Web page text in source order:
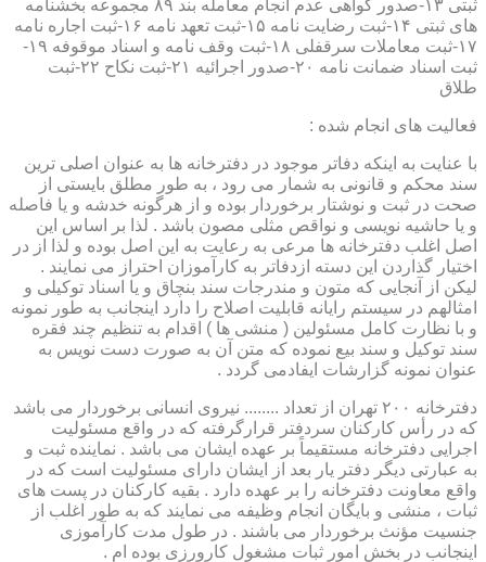
ثبتی ۱۳-صدور گواهی عدم انجام معامله بند ۸۹ مجموعه بخشنامه
های ثبتی ۱۴-ثبت رضایت نامه ۱۵-ثبت تعهد نامه ۱۶-ثبت اجاره نامه
۱۷-ثبت معاملات سرقفلی ۱۸-ثبت وقف نامه و اسناد موقوفه ۱۹-
ثبت اسناد ضمانت نامه ۲۰-صدور اجرائیه ۲۱-ثبت نکاح ۲۲-ثبت
طلاق
فعالیت های انجام شده :
با عنایت به اینکه دفاتر موجود در دفترخانه ها به عنوان اصلی ترین
سند محکم و قانونی به شمار می رود ، به طور مطلق بایستی از
صحت در ثبت و نوشتار برخوردار بوده و از هرگونه خدشه و یا فاصله
و یا حاشیه نویسی و نواقص مثلی مصون باشد . لذا بر اساس این
اصل اغلب دفترخانه ها مرعی به رعایت به این اصل بوده و لذا از در
اختیار گذاردن این دسته ازدفاتر به کارآموزان احتراز می نمایند .
لیکن از آنجایی که متون و مندرجات سند بنچاق و یا اسناد توکیلی و
امثالهم در سیستم رایانه قابلیت اصلاح را دارد اینجانب به طور نمونه
و با نظارت کامل مسئولین ( منشی ها ) اقدام به تنظیم چند فقره
سند توکیل و سند بیع نموده که متن آن به صورت دست نویس به
عنوان نمونه گزارشات ایفادمی گردد .
دفترخانه ۲۰۰ تهران از تعداد ........ نیروی انسانی برخوردار می باشد
که در رأس کارکنان سردفتر قرارگرفته که در واقع مسئولیت
اجرایی دفترخانه مستقیماً بر عهده ایشان می باشد . نماینده ثبت و
به عبارتی دیگر دفتر یار بعد از ایشان دارای مسئولیت است که در
واقع معاونت دفترخانه را بر عهده دارد . بقیه کارکنان در پست های
ثبات ، منشی و بایگان انجام وظیفه می نمایند که به طور اغلب از
جنسیت مؤنث برخوردار می باشند . در طول مدت کارآموزی
اینجانب در بخش امور ثبات مشغول کارورزی بوده ام .